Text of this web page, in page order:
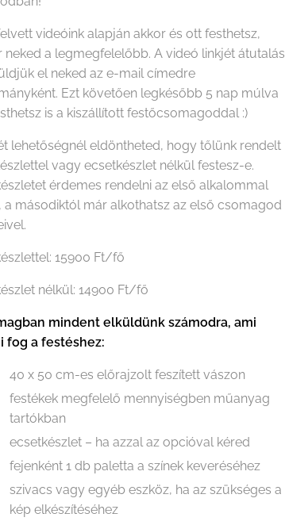
videóink alapján akkor és ott festhetsz,
neked a legmegfelelőbb. A videó linkjét átutalás
el neked az e-mail címedre
Ezt követően legkésőbb 5 nap múlva
is a kiszállított festőcsomagoddal :)
lehetőségnél eldöntheted, hogy tőlünk rendelt
vagy ecsetkészlet nélkül festesz-e.
érdemes rendelni az első alkalommal
a másodiktól már alkothatsz az első csomagod
15900 Ft/fő
nélkül: 14900 Ft/fő
mindent elküldünk számodra, ami
fog a festéshez:
40 x 50 cm-es előrajzolt feszített vászon
festékek megfelelő mennyiségben műanyag
tartókban
ecsetkészlet – ha azzal az opcióval kéred
fejenként 1 db paletta a színek keveréséhez
szivacs vagy egyéb eszköz, ha az szükséges a
kép elkészítéséhez